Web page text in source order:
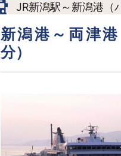
JR新潟駅～新潟港（
新潟港～両津
分）